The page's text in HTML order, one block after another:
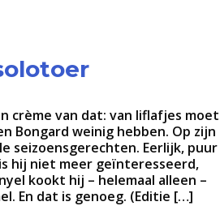
crème van dat: van liflafjes moet
Bongard weinig hebben. Op zijn
seizoensgerechten. Eerlijk, puur
hij niet meer geïnteresseerd,
kookt hij – helemaal alleen –
En dat is genoeg. (Editie […]